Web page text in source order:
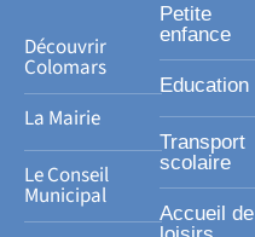
Découvrir
Colomars
La Mairie
Le Conseil
Municipal
Petite
enfance
Education
Transport
scolaire
Accueil de